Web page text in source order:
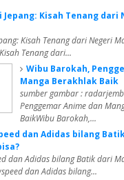
Jepang: Kisah Tenang
Kisah Tenang dari Negeri
Tenang dari...
Wibu Barokah,
Manga Berakhlak Baik
sumber gambar :
Penggemar Anime dan
BaikWibu Barokah,...
dan Adidas bilang
dan Adidas bilang Batik dari
dan Adidas bilang...